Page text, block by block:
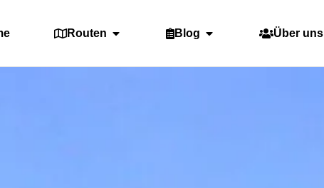
Routen Blog Über uns